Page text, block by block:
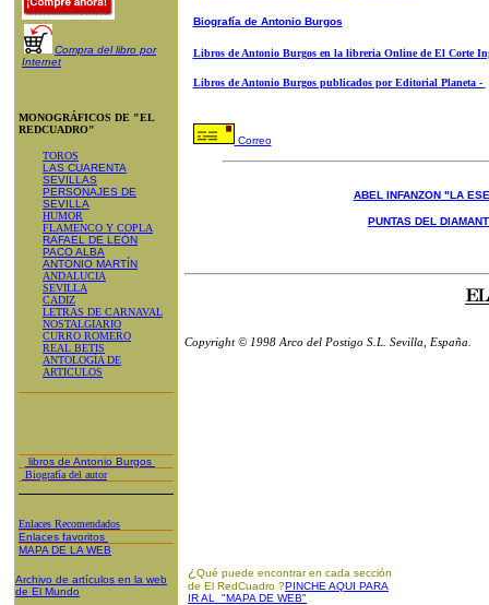
Compra del libro por
Internet
MONOGRÁFICOS DE "EL
REDCUADRO"
TOROS
LAS CUARENTA
SEVILLAS
PERSONAJES DE
SEVILLA
HUMOR
FLAMENCO Y COPLA
RAFAEL DE LEÓN
PACO ALBA
ANTONIO MARTÍN
ANDALUCIA
SEVILLA
CADIZ
LETRAS DE CARNAVAL
NOSTALGIARIO
CURRO ROMERO
REAL BETIS
ANTOLOGÍA DE
ARTICULOS
libros de Antonio Burgos
Biografía del autor
Enlaces Recomendados
Enlaces favoritos
MAPA DE LA WEB
Archivo de artículos en la web
de El Mundo
Biografía de Antonio Burgos
Libros de Antonio Burgos en la libreria Online de El Corte
Libros de Antonio Burgos publicados por Editorial Planeta -
Correo
ABEL INFANZON "LA
PUNTAS DEL
Copyright © 1998 Arco del Postigo S.L. Sevilla, España.
¿ Qué puede encontrar en cada sección
de El RedCuadro ?PINCHE AQUI PARA
IR AL "MAPA DE WEB"